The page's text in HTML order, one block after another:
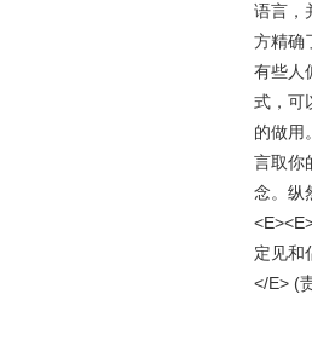
语言，
方精确
有些人
式，可
的做用
言取你
念。纵
定见和
</E> (